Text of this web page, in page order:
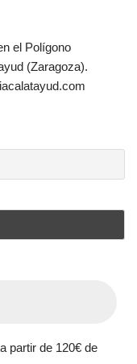
el Polígono
(Zaragoza).
partir de 120€ de